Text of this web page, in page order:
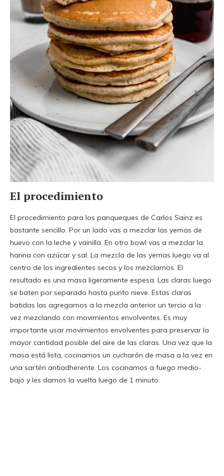
El procedimiento
El procedimiento para los panqueques de Carlos Sainz es
bastante sencillo. Por un lado vas a mezclar las yemas de
huevo con la leche y vainilla. En otro bowl vas a mezclar la
harina con azúcar y sal. La mezcla de las yemas luego va al
centro de los ingredientes secos y los mezclamos. El
resultado es una masa ligeramente espesa. Las claras luego
se baten por separado hasta punto nieve. Estas claras
batidas las agregamos a la mezcla anterior un tercio a la
vez mezclando con movimientos envolventes. Es muy
importante usar movimientos envolventes para preservar la
mayor cantidad posible del aire de las claras. Una vez que la
masa está lista, cocinamos un cucharón de masa a la vez en
una sartén antiadherente. Los cocinamos a fuego medio-
bajo y les damos la vuelta luego de 1 minuto.